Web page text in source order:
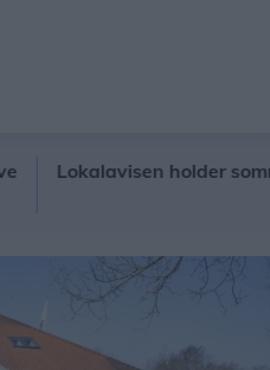
Lokalavisen holder